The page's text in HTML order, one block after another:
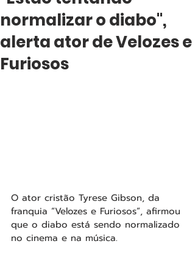
normalizar o diabo",
alerta ator de Velozes e
Furiosos
O ator cristão Tyrese Gibson, da
franquia “Velozes e Furiosos”, afirmou
que o diabo está sendo normalizado
no cinema e na música.